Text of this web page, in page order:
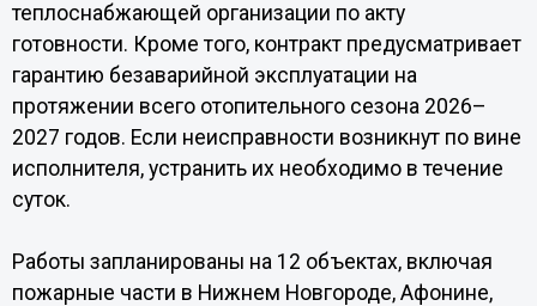
теплоснабжающей организации по акту
готовности. Кроме того, контракт предусматривает
гарантию безаварийной эксплуатации на
протяжении всего отопительного сезона 2026–
2027 годов. Если неисправности возникнут по вине
исполнителя, устранить их необходимо в течение
суток.
Работы запланированы на 12 объектах, включая
пожарные части в Нижнем Новгороде, Афонине,